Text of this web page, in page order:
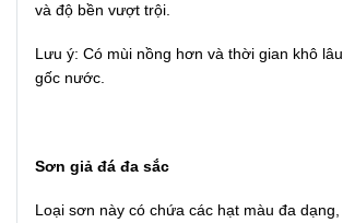
và độ bền vượt trội.
Lưu ý: Có mùi nồng hơn và thời gian khô
gốc nước.
Sơn giả đá đa sắc
Loại sơn này có chứa các hạt màu đa